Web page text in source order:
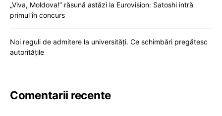
„Viva, Moldova!” răsună astăzi la Eurovision: Satoshi intră
primul în concurs
Noi reguli de admitere la universități. Ce schimbări pregătesc
autoritățile
Comentarii recente